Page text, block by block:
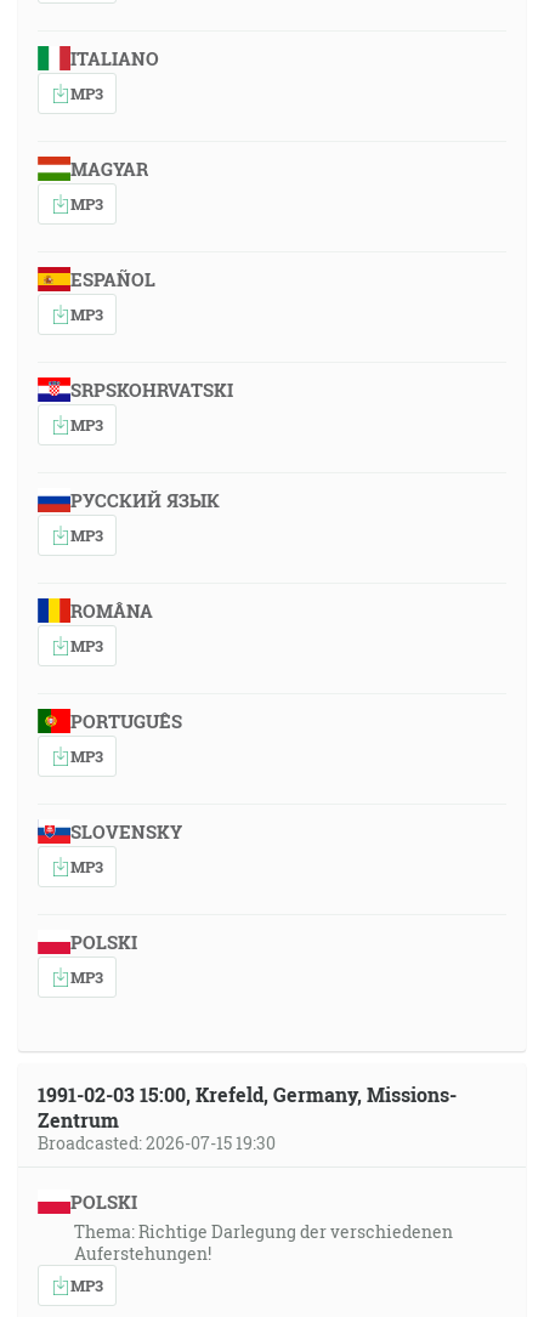
ITALIANO
MP3
MAGYAR
MP3
ESPAÑOL
MP3
SRPSKOHRVATSKI
MP3
РУССКИЙ ЯЗЫК
MP3
ROMÂNA
MP3
PORTUGUÊS
MP3
SLOVENSKY
MP3
POLSKI
MP3
1991-02-03 15:00, Krefeld, Germany, Missions-
Zentrum
Broadcasted: 2026-07-15 19:30
POLSKI
Thema: Richtige Darlegung der verschiedenen
Auferstehungen!
MP3